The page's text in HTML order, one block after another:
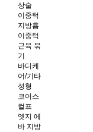
상술
이중턱
지방흡
이중턱
근육 묶
기
바디케
어/기타
성형
코어스
컬프
엣지 에
바 지방